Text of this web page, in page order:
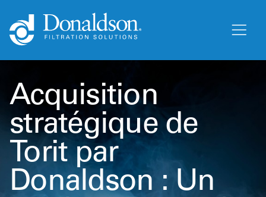
Acquisition
stratégique de
Torit par
Donaldson : Un